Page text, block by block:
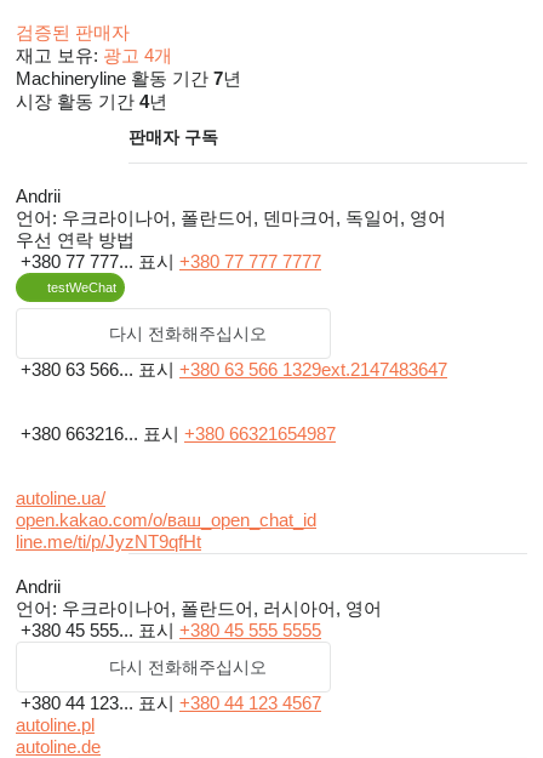
검증된 판매자
재고 보유: 광고 4개
Machineryline 활동 기간 7년
시장 활동 기간 4년
판매자 구독
Andrii
언어: 우크라이나어, 폴란드어, 덴마크어, 독일어, 영어
우선 연락 방법
+380 77 777... 표시 +380 77 777 7777
testWeChat
다시 전화해주십시오
+380 63 566... 표시 +380 63 566 1329ext.2147483647
+380 663216... 표시 +380 66321654987
autoline.ua/
open.kakao.com/o/ваш_open_chat_id
line.me/ti/p/JyzNT9qfHt
Andrii
언어: 우크라이나어, 폴란드어, 러시아어, 영어
+380 45 555... 표시 +380 45 555 5555
다시 전화해주십시오
+380 44 123... 표시 +380 44 123 4567
autoline.pl
autoline.de